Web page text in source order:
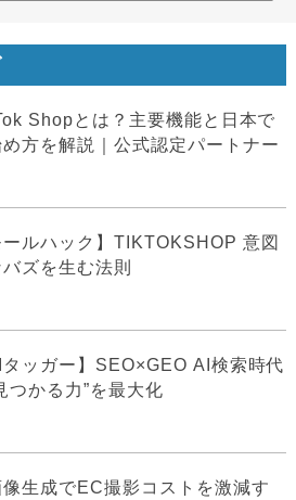
Shopとは？主要機能と日本で
方を解説｜公式認定パートナー
ールハック】TIKTOKSHOP 意図
ズを生む法則
タッガー】SEO×GEO AI検索時代
つかる力”を最大化
生成でEC撮影コストを激減す